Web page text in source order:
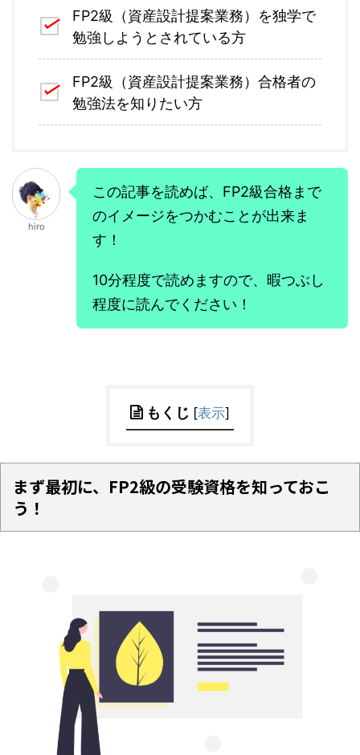
FP2級（資産設計提案業務）を独学で
勉強しようとされている方
FP2級（資産設計提案業務）合格者の
勉強法を知りたい方
hiro
この記事を読めば、FP2級合格まで
のイメージをつかむことが出来ま
す！
10分程度で読めますので、暇つぶし
程度に読んでください！
もくじ [表示]
まず最初に、FP2級の受験資格を知っておこ
う！